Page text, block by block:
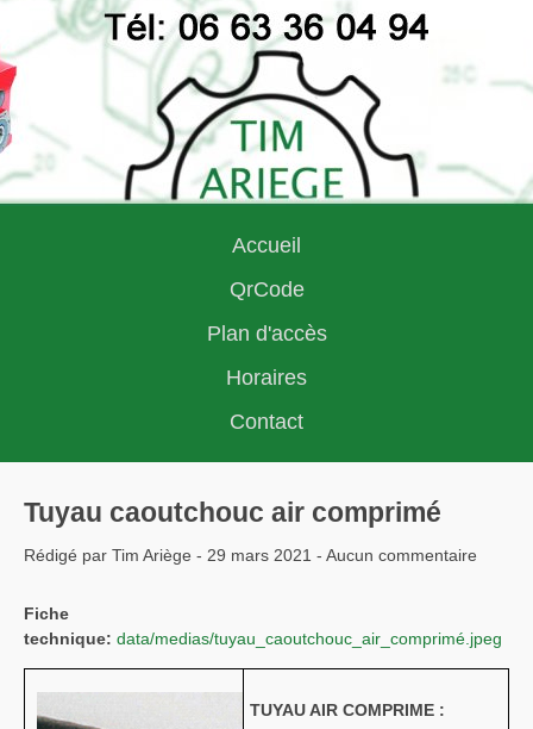
Accueil
QrCode
Plan d'accès
Horaires
Contact
Tuyau caoutchouc air comprimé
Rédigé par Tim Ariège - 29 mars 2021 - Aucun commentaire
Fiche
technique: data/medias/tuyau_caoutchouc_air_comprimé.jpeg
TUYAU AIR COMPRIME :